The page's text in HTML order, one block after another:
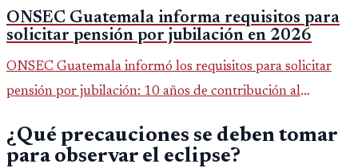
ONSEC Guatemala informa requisitos para
solicitar pensión por jubilación en 2026
ONSEC Guatemala informó los requisitos para solicitar
pensión por jubilación: 10 años de contribución al
importar edad.
¿Qué precauciones se deben tomar
para observar el eclipse?